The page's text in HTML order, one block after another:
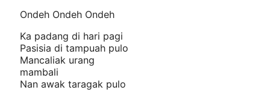
Ondeh Ondeh Ondeh
Ka padang di hari pagi
Pasisia di tampuah pulo
Mancaliak urang
mambali
Nan awak taragak pulo